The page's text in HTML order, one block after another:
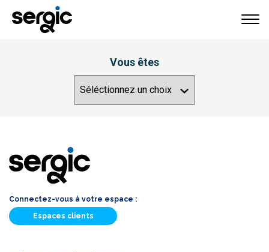
Vous êtes
Connectez-vous à votre espace :
Espaces clients